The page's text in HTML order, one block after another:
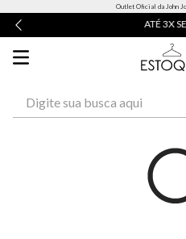
Outlet Oficial da John
ATÉ 3X